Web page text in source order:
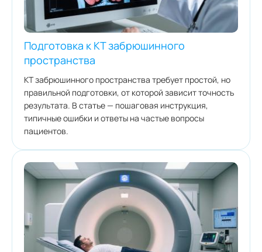
Подготовка к КТ забрюшинного
пространства
КТ забрюшинного пространства требует простой, но
правильной подготовки, от которой зависит точность
результата. В статье — пошаговая инструкция,
типичные ошибки и ответы на частые вопросы
пациентов.